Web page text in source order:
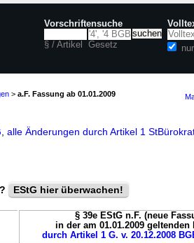
Vorschriftensuche
§ / Artikel Gesetz
> a.F. Fassung ab 01.01.2009
alle Änderungen durch Artikel 1
EStG hier überwachen!
§ 39e EStG n.F. (neue
in der am 01.01.2009 geltenden
durch Artikel 1 G. v. 20.12.2008